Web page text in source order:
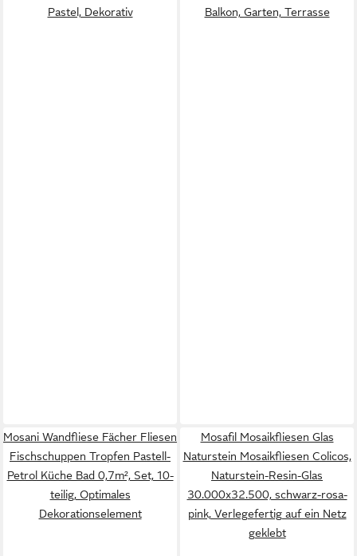
Pastel, Dekorativ
Balkon, Garten, Terrasse
Mosani Wandfliese Fächer Fliesen
Fischschuppen Tropfen Pastell-
Petrol Küche Bad 0,7m², Set, 10-
teilig, Optimales
Dekorationselement
Mosafil Mosaikfliesen Glas
Naturstein Mosaikfliesen Colicos,
Naturstein-Resin-Glas
30.000x32.500, schwarz-rosa-
pink, Verlegefertig auf ein Netz
geklebt